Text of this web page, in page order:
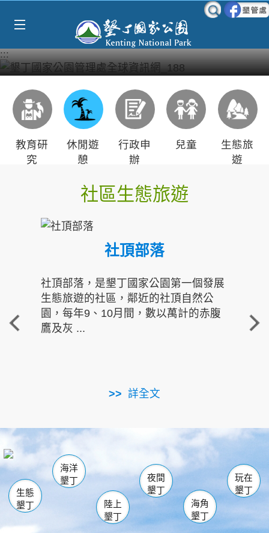
:::
教育研
究
休閒遊
憩
行政申
辦
兒童
生態旅
遊
社區生態旅遊
社頂部落
社頂部落，是墾丁國家公園第一個發展
生態旅遊的社區，鄰近的社頂自然公
園，每年9、10月間，數以萬計的赤腹
鷹及灰 ...
詳全文
重
走進
南仁湖
海生館
恆春 佳樂水
龍鑾潭自然中心 森林遊樂區
瓊麻館
關山 墾管處遊客中心
社頂公園 風吹沙
船帆石
白砂 龍磐公園
香蕉灣
砂島
鵝鑾鼻
生態
墾丁
海洋
墾丁
陸上
墾丁
夜間
墾丁
海角
墾丁
玩在
墾丁